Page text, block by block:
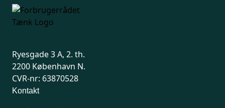
Ryesgade 3 A, 2. th.
2200 København N.
CVR-nr: 63870528
Kontakt